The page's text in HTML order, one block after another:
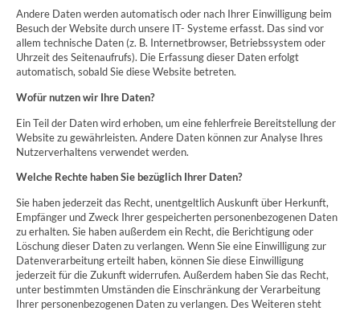
Andere Daten werden automatisch oder nach Ihrer Einwilligung beim
Besuch der Website durch unsere IT- Systeme erfasst. Das sind vor
allem technische Daten (z. B. Internetbrowser, Betriebssystem oder
Uhrzeit des Seitenaufrufs). Die Erfassung dieser Daten erfolgt
automatisch, sobald Sie diese Website betreten.
Wofür nutzen wir Ihre Daten?
Ein Teil der Daten wird erhoben, um eine fehlerfreie Bereitstellung der
Website zu gewährleisten. Andere Daten können zur Analyse Ihres
Nutzerverhaltens verwendet werden.
Welche Rechte haben Sie bezüglich Ihrer Daten?
Sie haben jederzeit das Recht, unentgeltlich Auskunft über Herkunft,
Empfänger und Zweck Ihrer gespeicherten personenbezogenen Daten
zu erhalten. Sie haben außerdem ein Recht, die Berichtigung oder
Löschung dieser Daten zu verlangen. Wenn Sie eine Einwilligung zur
Datenverarbeitung erteilt haben, können Sie diese Einwilligung
jederzeit für die Zukunft widerrufen. Außerdem haben Sie das Recht,
unter bestimmten Umständen die Einschränkung der Verarbeitung
Ihrer personenbezogenen Daten zu verlangen. Des Weiteren steht